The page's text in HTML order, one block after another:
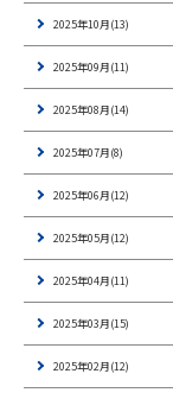
2025年10月(13)
2025年09月(11)
2025年08月(14)
2025年07月(8)
2025年06月(12)
2025年05月(12)
2025年04月(11)
2025年03月(15)
2025年02月(12)